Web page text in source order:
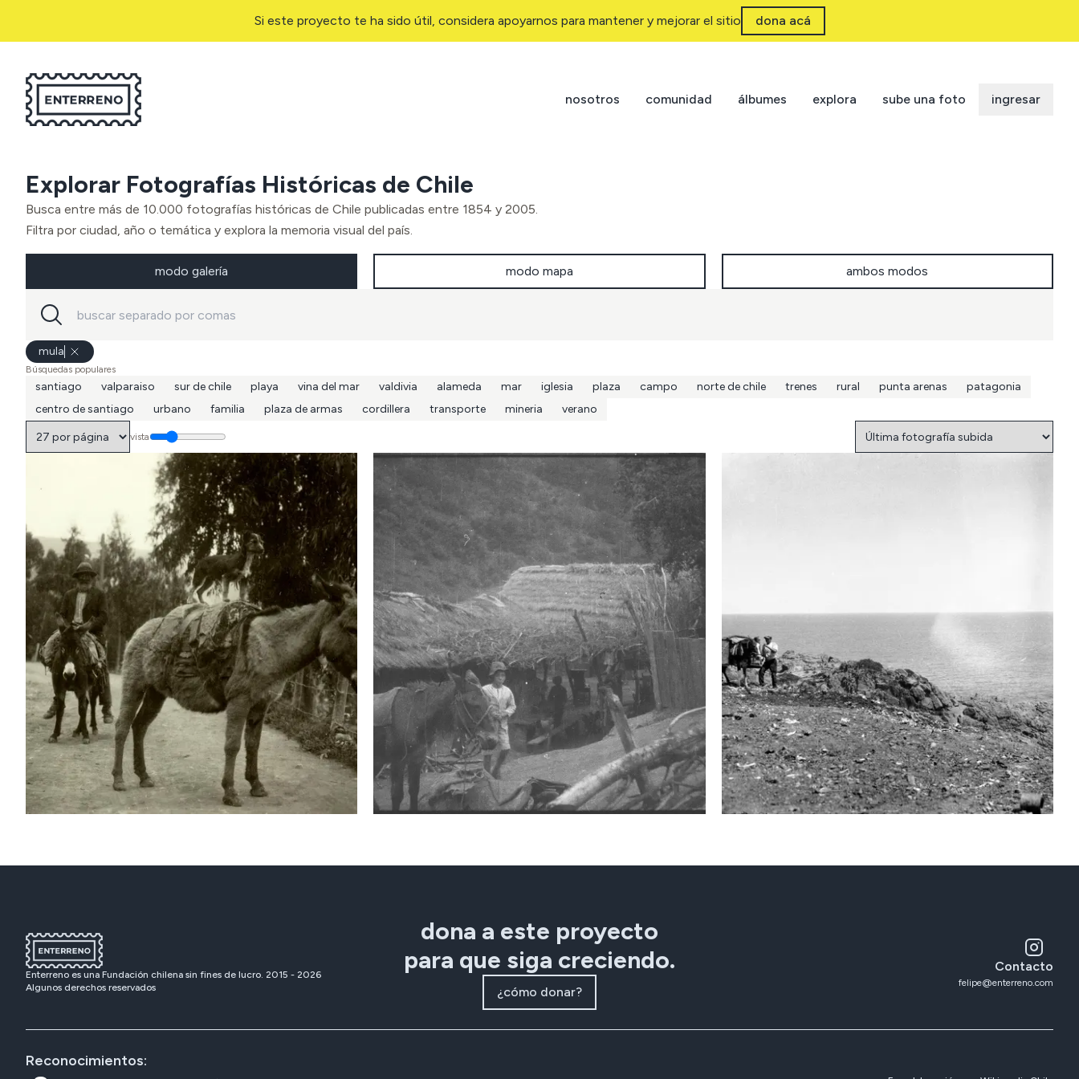
Si este proyecto te ha sido útil, considera apoyarnos para mantener y mejorar el sitio dona acá
nosotros comunidad álbumes explora sube una foto ingresar
Explorar Fotografías Históricas de Chile
Busca entre más de 10.000 fotografías históricas de Chile publicadas entre 1854 y 2005.
Filtra por ciudad, año o temática y explora la memoria visual del país.
modo galería modo mapa ambos modos
mula
Búsquedas populares
santiago valparaiso sur de chile playa vina del mar valdivia alameda mar iglesia plaza campo norte de chile trenes rural punta arenas
patagonia
centro de santiago
urbano familia plaza de armas cordillera transporte mineria verano
vista
Enterreno es una Fundación chilena sin fines de lucro. 2015 - 2026
Algunos derechos reservados
dona a este proyecto
para que siga creciendo.
¿cómo donar?
Contacto
felipe@enterreno.com
Reconocimientos: